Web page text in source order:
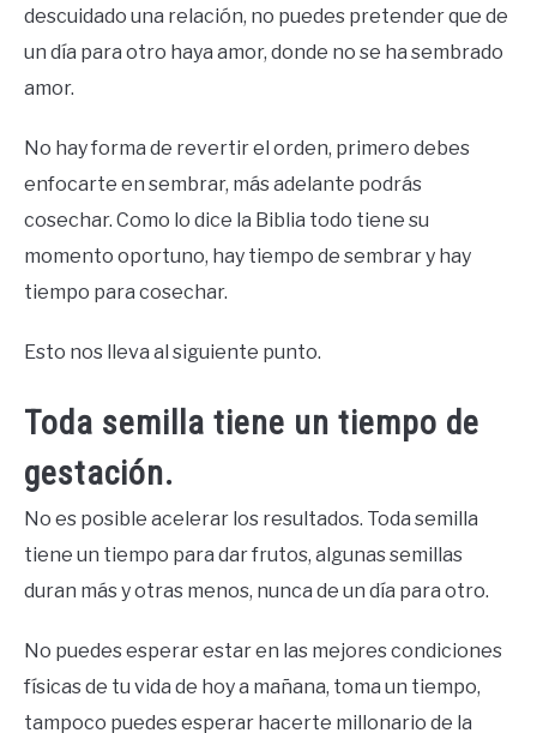
descuidado una relación, no puedes pretender que de
un día para otro haya amor, donde no se ha sembrado
amor.
No hay forma de revertir el orden, primero debes
enfocarte en sembrar, más adelante podrás
cosechar. Como lo dice la Biblia todo tiene su
momento oportuno, hay tiempo de sembrar y hay
tiempo para cosechar.
Esto nos lleva al siguiente punto.
Toda semilla tiene un tiempo de
gestación.
No es posible acelerar los resultados. Toda semilla
tiene un tiempo para dar frutos, algunas semillas
duran más y otras menos, nunca de un día para otro.
No puedes esperar estar en las mejores condiciones
físicas de tu vida de hoy a mañana, toma un tiempo,
tampoco puedes esperar hacerte millonario de la